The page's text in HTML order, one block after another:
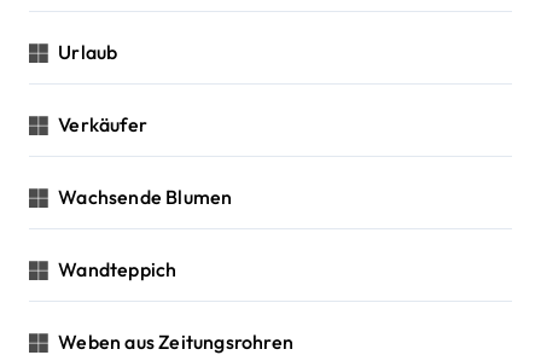
Urlaub
Verkäufer
Wachsende Blumen
Wandteppich
Weben aus Zeitungsrohren